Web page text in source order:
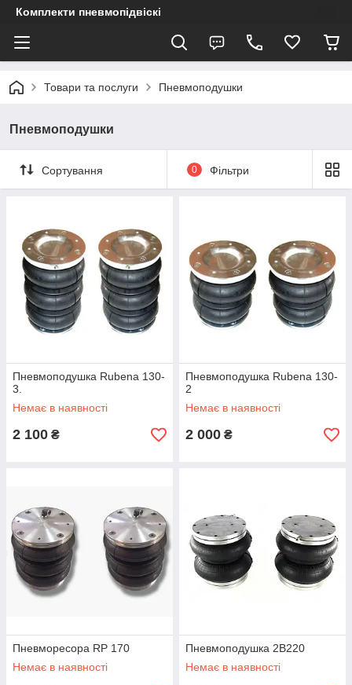
Комплекти пневмопідвіскі
Товари та послуги Пневмоподушки
Пневмоподушки
Сортування 0 Фільтри
Пневмоподушка Rubena 130-
3.
Немає в наявності
2 100 ₴
Пневмоподушка Rubena 130-
2
Немає в наявності
2 000 ₴
Пневморесора RP 170
Немає в наявності
Пневмоподушка 2В220
Немає в наявності